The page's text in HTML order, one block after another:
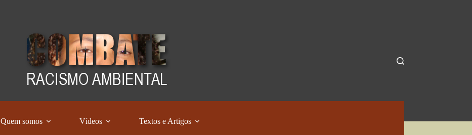
Quem somos Vídeos Textos e Artigos